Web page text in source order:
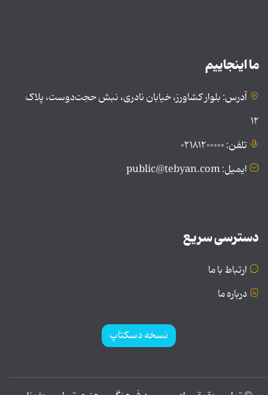
ما اینجاییم
آدرس: بلوار کشاورز، خیابان نادری، نبش حجت‌دوست، پلاک
۱۲
تلفن: ۰۲۱۸۱۲۰۰۰۰۰
ایمیل: public@tebyan.com
دسترسی سریع
ارتباط با ما
درباره ما
نسخه دسکتاپ